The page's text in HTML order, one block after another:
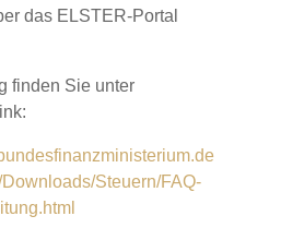
das ELSTER-Portal
finden Sie unter
Steuern/FAQ-